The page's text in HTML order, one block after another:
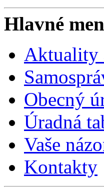
Hlavné
Aktuality
Obecný
Úradná
Vaše
Kontakty